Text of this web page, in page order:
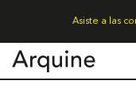
Asiste a las